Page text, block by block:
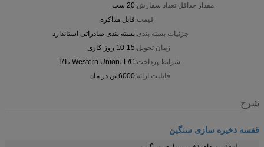
مقدار حداقل تعداد سفارش:20 ست
قیمت:قابل مذاکره
جزئیات بسته بندی:بسته بندی صادراتی استاندارد
زمان تحویل:10-15 روز کاری
شرایط پرداخت:T/T، Western Union، L/C
قابلیت ارائه:6000 تن در ماه
شرح
قفسه ذخیره سازی سنگین